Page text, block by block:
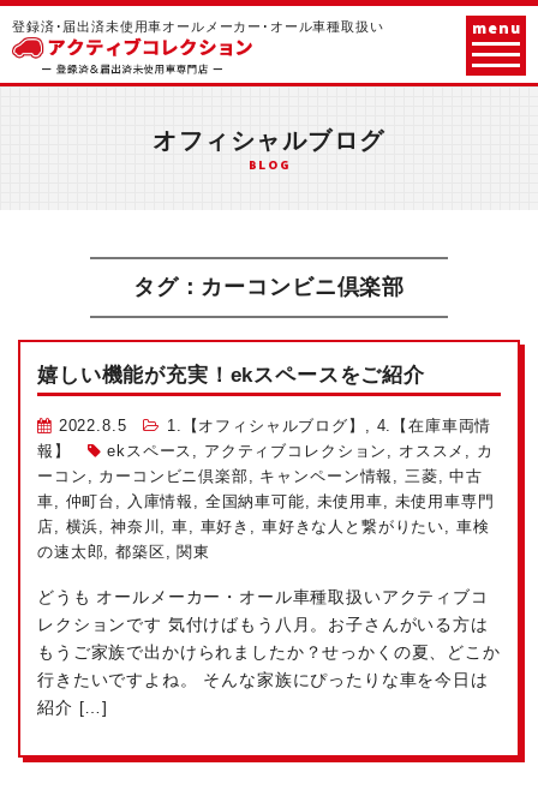
登録済･届出済未使用車オールメーカー･オール車種取扱い menu
オフィシャルブログ
BLOG
タグ：カーコンビニ倶楽部
嬉しい機能が充実！ekスペースをご紹介
2022.8.5 1.【オフィシャルブログ】
4.【在庫車両情
報】
ekスペース アクティブコレクション オススメ
カ
ーコン
カーコンビニ倶楽部 キャンペーン情報 三菱 ,中古
車
仲町台 入庫情報 全国納車可能 未使用車
未使用車専門
店
横浜 神奈川 ,車 車好き 車好きな人と繋がりたい
車検
の速太郎 ,都築区 関東
どうも オールメーカー・オール車種取扱いアクティブコ
レクションです 気付けばもう八月。お子さんがいる方は
もうご家族で出かけられましたか？せっかくの夏、どこか
行きたいですよね。 そんな家族にぴったりな車を今日は
紹介 […]